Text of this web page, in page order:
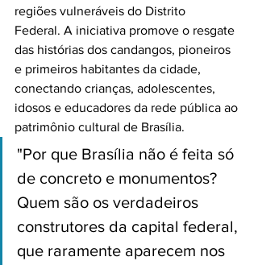
regiões vulneráveis do Distrito
Federal. A iniciativa promove o resgate
das histórias dos candangos, pioneiros
e primeiros habitantes da cidade,
conectando crianças, adolescentes,
idosos e educadores da rede pública ao
patrimônio cultural de Brasília.
"Por que Brasília não é feita só
de concreto e monumentos?
Quem são os verdadeiros
construtores da capital federal,
que raramente aparecem nos